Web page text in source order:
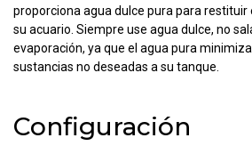
proporciona agua dulce pura para restituir
su acuario. Siempre use agua dulce, no
evaporación, ya que el agua pura
sustancias no deseadas a su tanque.
Configuración